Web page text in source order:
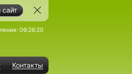
Контакты
06:26:20